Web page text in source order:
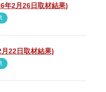
年2月26日取材結果)
22日取材結果)